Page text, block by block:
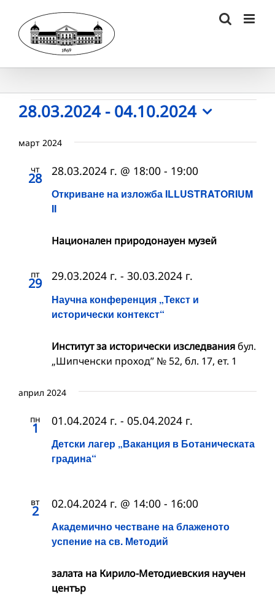
content
Събития
28.03.2024 - 04.10.2024
date.
март 2024
чт
28
Откриване на изложба ILLUSTRATORIUM
II
28.03.2024 г. @ 18:00 - 19:00
Национален природонауен музей
пт
29
Научна конференция „Текст и
исторически контекст“
29.03.2024 г. - 30.03.2024 г.
Институт за исторически изследваниябул.
„Шипченски проход” № 52, бл. 17, ет. 1
април 2024
пн
1
Детски лагер „Ваканция в Ботаническата
градина“
01.04.2024 г. - 05.04.2024 г.
вт
2
Академично честване на блаженото
успение на св. Методий
02.04.2024 г. @ 14:00 - 16:00
залата на Кирило-Методиевския научен
център